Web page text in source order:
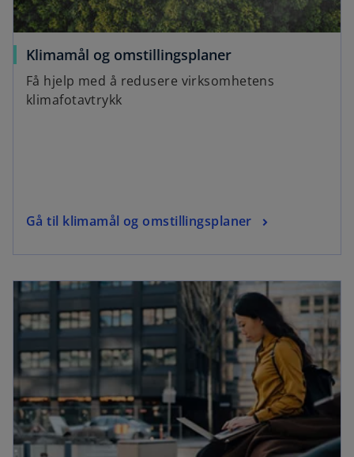
Klimamål og omstillingsplaner
Få hjelp med å redusere virksomhetens
klimafotavtrykk
Gå til klimamål og omstillingsplaner